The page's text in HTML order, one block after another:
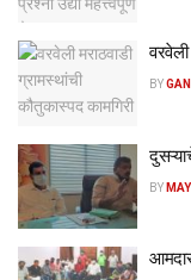
BY
BY